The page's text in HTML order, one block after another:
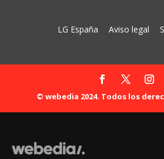
LG España Aviso legal
© webedia 2024. Todos los